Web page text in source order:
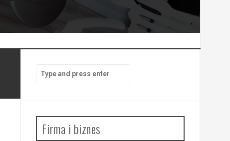
Search
for:
Firma i biznes